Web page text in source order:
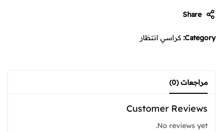
Share
Category: كراسي انتظار
مراجعات (0)
Customer Reviews
No reviews yet.